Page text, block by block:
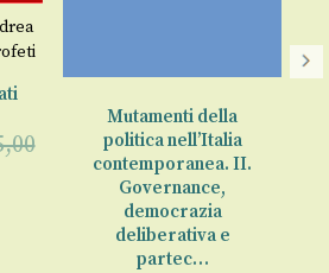
Mutamenti della
politica nell’Italia
contemporanea. II.
Governance,
democrazia
deliberativa e
partec…